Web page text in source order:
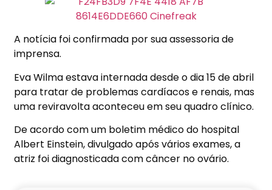
A notícia foi confirmada por sua assessoria de
imprensa.
Eva Wilma estava internada desde o dia 15 de abril
para tratar de problemas cardíacos e renais, mas
uma reviravolta aconteceu em seu quadro clínico.
De acordo com um boletim médico do hospital
Albert Einstein, divulgado após vários exames, a
atriz foi diagnosticada com câncer no ovário.